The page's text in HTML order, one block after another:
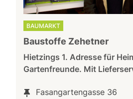
BAUMARKT
Baustoffe Zehetner
Hietzings 1. Adresse für
Gartenfreunde. Mit
Fasangartengasse 36